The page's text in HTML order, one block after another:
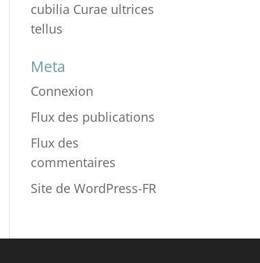
cubilia Curae ultrices
tellus
Meta
Connexion
Flux des publications
Flux des
commentaires
Site de WordPress-FR